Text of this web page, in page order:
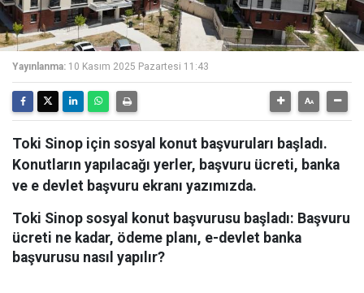
Yayınlanma: 10 Kasım 2025 Pazartesi 11:43
Toki Sinop için sosyal konut başvuruları başladı.
Konutların yapılacağı yerler, başvuru ücreti, banka
ve e devlet başvuru ekranı yazımızda.
Toki Sinop sosyal konut başvurusu başladı: Başvuru
ücreti ne kadar, ödeme planı, e-devlet banka
başvurusu nasıl yapılır?